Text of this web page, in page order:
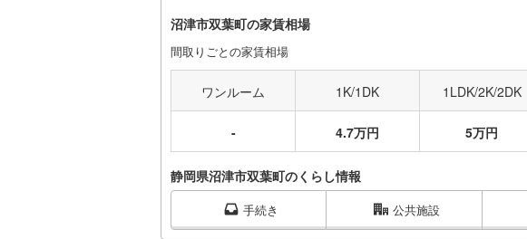
沼津市双葉町の家賃相場
間取りごとの家賃相場
ワンルーム 1K/1DK 1LDK/2K/2DK
- 4.7万円 5万円
静岡県沼津市双葉町のくらし情報
手続き 公共施設